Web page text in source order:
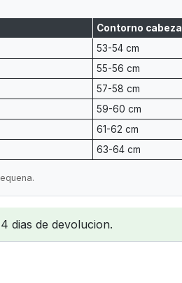
Contorno cabeza
53-54 cm
55-56 cm
57-58 cm
59-60 cm
61-62 cm
63-64 cm
dias de devolucion.